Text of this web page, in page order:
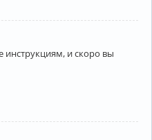
инструкциям, и скоро вы